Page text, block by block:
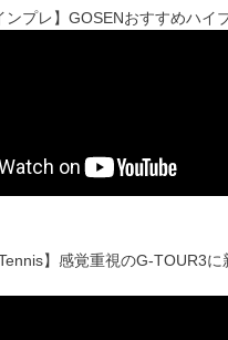
プレ】GOSENおすすめハイ
】感覚重視のG-TOUR3に